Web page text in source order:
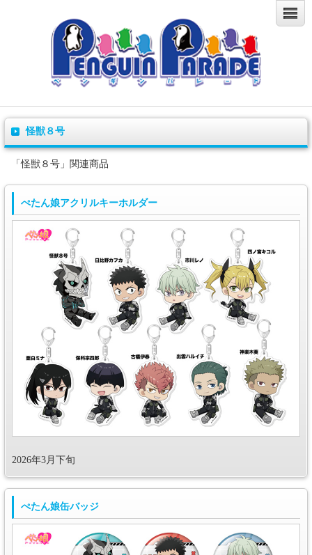
怪獣８号
「怪獣８号」関連商品
ぺたん娘アクリルキーホルダー
2026年3月下旬
ぺたん娘缶バッジ